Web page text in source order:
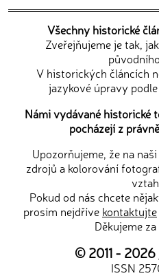
Všechny historické
Zveřejňujeme je tak,
V historických článcích
jazykové úpravy
Námi vydávané historické
pocházejí z
Upozorňujeme, že na
zdrojů a kolorování
Pokud od nás chcete
prosím nejdříve kontaktujte
Děkujeme
© 2011 - 2026
ISSN